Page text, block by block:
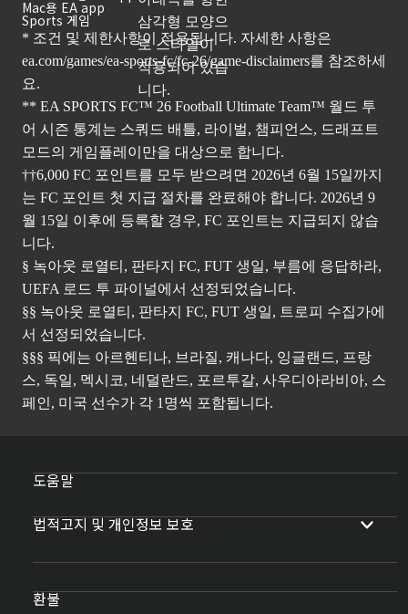
Mac용 EA app
Sports 게임
* 조건 및 제한사항이 적용됩니다. 자세한 사항은
ea.com/games/ea-sports-fc/fc-26/game-disclaimers를 참조하세
요.
** EA SPORTS FC™ 26 Football Ultimate Team™ 월드 투
어 시즌 통계는 스쿼드 배틀, 라이벌, 챔피언스, 드래프트
모드의 게임플레이만을 대상으로 합니다.
††6,000 FC 포인트를 모두 받으려면 2026년 6월 15일까지
는 FC 포인트 첫 지급 절차를 완료해야 합니다. 2026년 9
월 15일 이후에 등록할 경우, FC 포인트는 지급되지 않습
니다.
§ 녹아웃 로열티, 판타지 FC, FUT 생일, 부름에 응답하라,
UEFA 로드 투 파이널에서 선정되었습니다.
§§ 녹아웃 로열티, 판타지 FC, FUT 생일, 트로피 수집가에
서 선정되었습니다.
§§§ 픽에는 아르헨티나, 브라질, 캐나다, 잉글랜드, 프랑
스, 독일, 멕시코, 네덜란드, 포르투갈, 사우디아라비아, 스
페인, 미국 선수가 각 1명씩 포함됩니다.
도움말
법적고지 및 개인정보 보호
환불